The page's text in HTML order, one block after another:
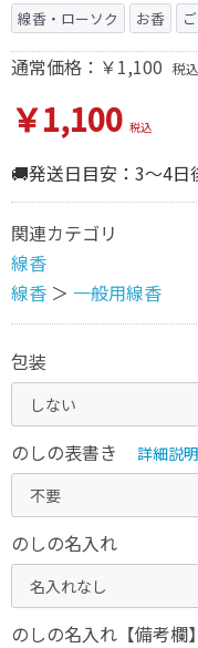
線香・ローソク お香
通常価格：￥1,100 税込
￥1,100 税込
🚚発送日目安：3～4日
関連カテゴリ
線香
線香 ＞ 一般用線香
包装
のしの表書き 詳細説明
のしの名入れ
のしの名入れ【備考欄】